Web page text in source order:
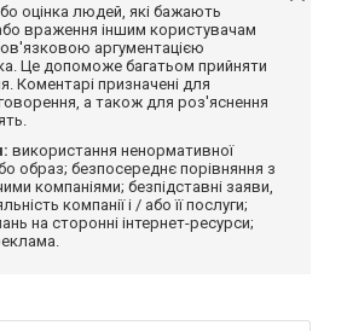
оцінка людей, які бажають
враження іншим користувачам
аргументацією
Це допоможе багатьом прийняти
Коментарі призначені для
а також для роз'яснення
використання ненормативної
образ; безпосереднє порівняння з
компаніями; безпідставні заяви,
компанії і / або її послуги;
на сторонні інтернет-ресурси;